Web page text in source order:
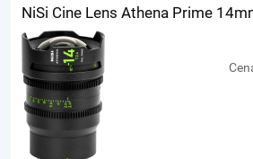
NiSi Cine Lens Athena Prime